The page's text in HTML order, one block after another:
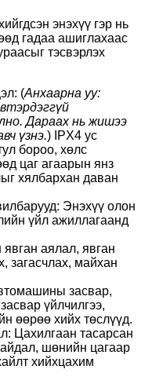
энэхүү гэр нь
гадаа ашиглахаас
тэсвэрлэх
(Анхаарна уу:
Дараах нь жишээ
үзнэ.) IPX4 ус
бороо, хөлс
цаг агаарын янз
хялбархан даван
Энэхүү олон
үйл ажиллагаанд
аялал, явган
загасчлах, майхан
засвар,
үйлчилгээ,
өөрөө хийх төслүүд.
Цахилгаан тасарсан
шөнийн цагаар
хийхцахим